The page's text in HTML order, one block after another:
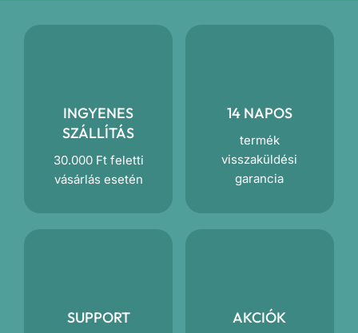
INGYENES
SZÁLLÍTÁS
30.000 Ft feletti
vásárlás esetén
14 NAPOS
termék
visszaküldési
garancia
SUPPORT AKCIÓK